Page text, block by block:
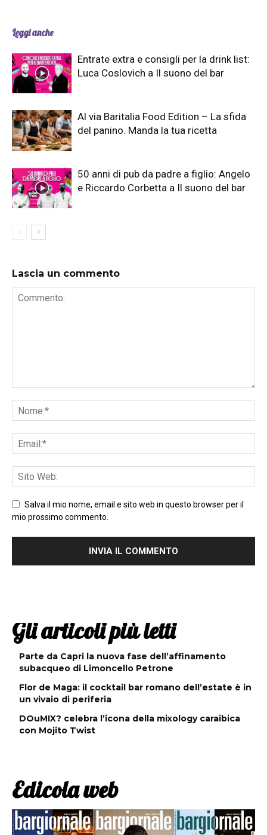
Leggi anche
Entrate extra e consigli per la drink list:
Luca Coslovich a Il suono del bar
Al via Baritalia Food Edition – La sfida
del panino. Manda la tua ricetta
50 anni di pub da padre a figlio: Angelo
e Riccardo Corbetta a Il suono del bar
Lascia un commento
Salva il mio nome, email e sito web in questo browser per il
mio prossimo commento.
Gli articoli più letti
Parte da Capri la nuova fase dell’affinamento
subacqueo di Limoncello Petrone
Flor de Maga: il cocktail bar romano dell’estate è in
un vivaio di periferia
DOuMIX? celebra l’icona della mixology caraibica
con Mojito Twist
Edicola web